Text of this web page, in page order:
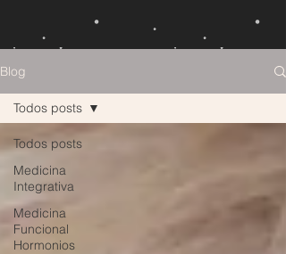
Blog
Todos posts
Medicina
Integrativa
Medicina
Funcional
Hormonios
Todos posts